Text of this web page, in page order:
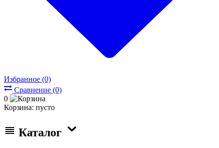
Избранное (0)
Сравнение (0)
0
Корзина: пусто
Каталог